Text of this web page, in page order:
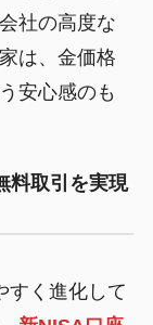
社の高度な
は、金価格
安心感のも
料取引を実現
すく進化して